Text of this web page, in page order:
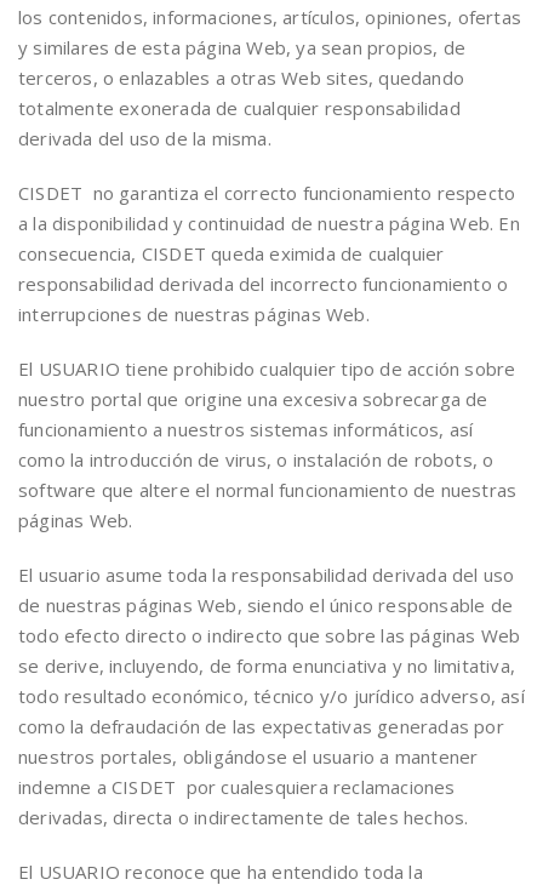
los contenidos, informaciones, artículos, opiniones, ofertas
y similares de esta página Web, ya sean propios, de
terceros, o enlazables a otras Web sites, quedando
totalmente exonerada de cualquier responsabilidad
derivada del uso de la misma.
CISDET no garantiza el correcto funcionamiento respecto
a la disponibilidad y continuidad de nuestra página Web. En
consecuencia, CISDET queda eximida de cualquier
responsabilidad derivada del incorrecto funcionamiento o
interrupciones de nuestras páginas Web.
El USUARIO tiene prohibido cualquier tipo de acción sobre
nuestro portal que origine una excesiva sobrecarga de
funcionamiento a nuestros sistemas informáticos, así
como la introducción de virus, o instalación de robots, o
software que altere el normal funcionamiento de nuestras
páginas Web.
El usuario asume toda la responsabilidad derivada del uso
de nuestras páginas Web, siendo el único responsable de
todo efecto directo o indirecto que sobre las páginas Web
se derive, incluyendo, de forma enunciativa y no limitativa,
todo resultado económico, técnico y/o jurídico adverso, así
como la defraudación de las expectativas generadas por
nuestros portales, obligándose el usuario a mantener
indemne a CISDET por cualesquiera reclamaciones
derivadas, directa o indirectamente de tales hechos.
El USUARIO reconoce que ha entendido toda la